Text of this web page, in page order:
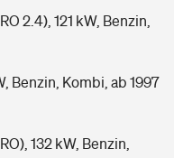
2.4), 121 kW, Benzin,
Benzin, Kombi, ab 1997
132 kW, Benzin,